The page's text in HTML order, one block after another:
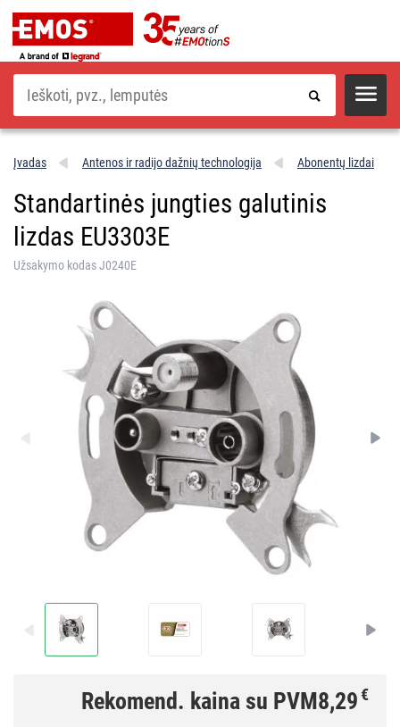
Paieška
Įvadas Antenos ir radijo dažnių technologija Abonentų lizdai
Standartinės jungties galutinis
lizdas EU3303E
Užsakymo kodas J0240E
Rekomend. kaina su PVM8,29€